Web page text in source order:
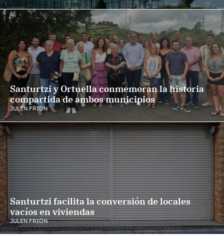
Santurtzi y Ortuella conmemoran la historia
compartida de ambos municipios
JULEN FRIÓN
Santurtzi facilita la conversión de locales
vacíos en viviendas
JULEN FRIÓN